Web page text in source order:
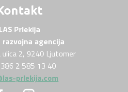
LAS Prlekija
razvojna agencija
ulica 2, 9240 Ljutomer
2 585 13 40
prlekija.com